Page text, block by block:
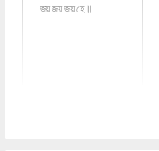
জয় জয় জয় হে॥